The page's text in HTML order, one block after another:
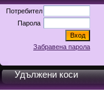
Потребител
Парола
Забравена парола
Удължени коси